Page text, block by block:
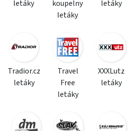
letáky
koupelny
letáky
letáky
Tradior.cz
letáky
Travel
Free
letáky
XXXLutz
letáky